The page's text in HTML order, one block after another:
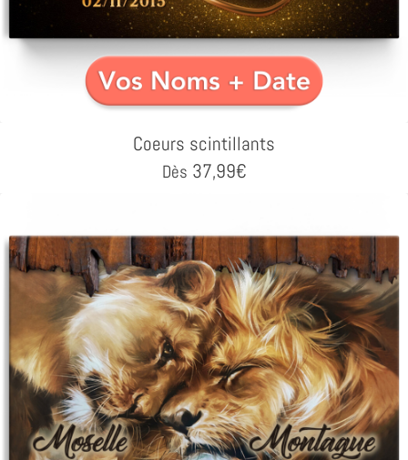
Coeurs scintillants
Dès 37,99€